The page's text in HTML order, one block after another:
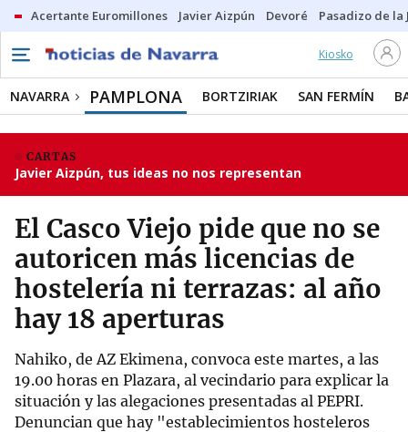
Acertante Euromillones Javier Aizpún Devoré Pasadizo de la
Kiosko
NAVARRA PAMPLONA BORTZIRIAK SAN FERMÍN
CARTAS
Javier Aizpún, tus ideas no nos representan
El Casco Viejo pide que no se
autoricen más licencias de
hostelería ni terrazas: al año
hay 18 aperturas
Nahiko, de AZ Ekimena, convoca este martes, a las
19.00 horas en Plazara, al vecindario para explicar la
situación y las alegaciones presentadas al PEPRI.
Denuncian que hay "establecimientos hosteleros